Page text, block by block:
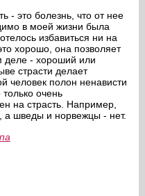
- это болезнь, что от нее
в моей жизни была
избавиться ни на
хорошо, она позволяет
деле - хороший или
страсти делает
человек полон ненависти
очень
на страсть. Например,
а шведы и норвежцы - нет.